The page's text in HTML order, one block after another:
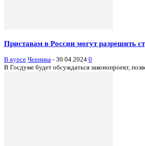
Приставам в России могут разрешить
В курсе Черника - 30.04.2024 0
В Госдуме будет обсуждаться законопроект,